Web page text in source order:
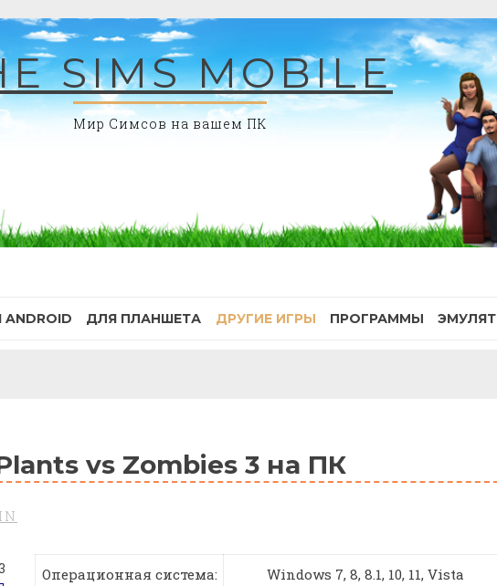
SIMS MOBILE
Мир Симсов на вашем ПК
ДЛЯ ПЛАНШЕТА ДРУГИЕ ИГРЫ ПРОГРАММЫ
vs Zombies 3 на ПК
Операционная система: Windows 7, 8, 8.1, 10, 11, Vista